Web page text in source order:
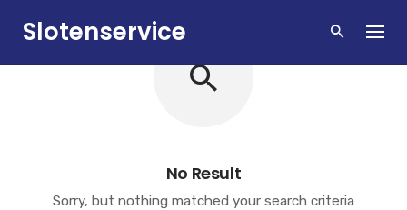
Slotenservice
No Result
Sorry, but nothing matched your search criteria